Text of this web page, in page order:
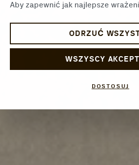
Aby zapewnić jak najlepsze
ODRZUĆ
WSZYSCY
DOSTOSUJ